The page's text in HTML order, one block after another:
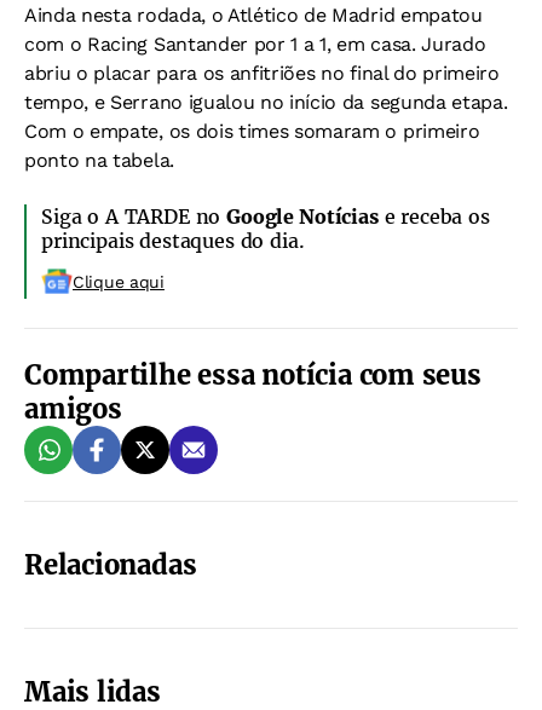
Ainda nesta rodada, o Atlético de Madrid empatou
com o Racing Santander por 1 a 1, em casa. Jurado
abriu o placar para os anfitriões no final do primeiro
tempo, e Serrano igualou no início da segunda etapa.
Com o empate, os dois times somaram o primeiro
ponto na tabela.
Siga o A TARDE noGoogle Notíciase receba os
principais destaques do dia.
Clique aqui
Compartilhe essa notícia com seus
amigos
Relacionadas
Mais lidas